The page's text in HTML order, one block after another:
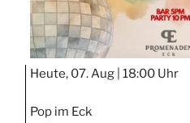
Heute, 07. Aug | 18:00 Uhr
Pop im Eck